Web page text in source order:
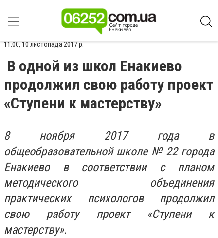
11:00, 10 листопада 2017 р.
В одной из школ Енакиево
продолжил свою работу проект
«Ступени к мастерству»
8 ноября 2017 года в
общеобразовательной школе № 22 города
Енакиево в соответствии с планом
методического объединения
практических психологов продолжил
свою работу проект «Ступени к
мастерству».